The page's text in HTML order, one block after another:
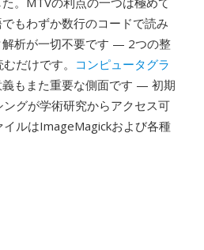
もわずか数行のコードで読み
解析が一切不要です — 2つの整
だけです。 コンピュータグラ
もまた重要な側面です — 初期
グが学術研究からアクセス可
ルはImageMagickおよび各種